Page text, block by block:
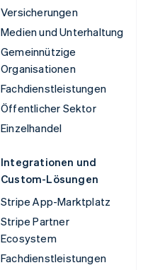
Versicherungen
Medien und Unterhaltung
Gemeinnützige
Organisationen
Fachdienstleistungen
Öffentlicher Sektor
Einzelhandel
Integrationen und
Custom-Lösungen
Stripe App-Marktplatz
Stripe Partner
Ecosystem
Fachdienstleistungen